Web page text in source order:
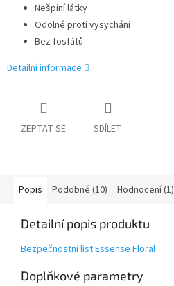
Nešpiní látky
Odolné proti vysychání
Bez fosfátů
Detailní informace
ZEPTAT SE SDÍLET
Popis Podobné (10) Hodnocení (1)
Detailní popis produktu
Bezpečnostní list Essense Floral
Doplňkové parametry